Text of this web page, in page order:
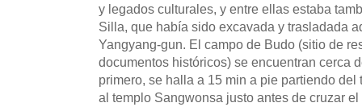
y legados culturales, y entre ellas estaba
Silla, que había sido excavada y trasladada
Yangyang-gun. El campo de Budo (sitio de
documentos históricos) se encuentran cerca
primero, se halla a 15 min a pie partiendo
al templo Sangwonsa justo antes de cruzar